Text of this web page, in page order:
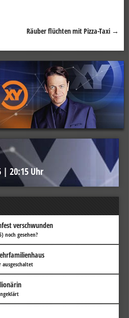
Räuber flüchten mit Pizza-Taxi →
| 20:15 Uhr
verschwunden
noch gesehen?
ausgeschaltet